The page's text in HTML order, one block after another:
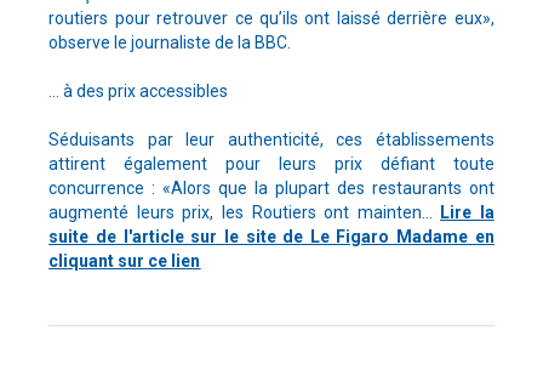
routiers pour retrouver ce qu’ils ont laissé derrière eux»,
observe le journaliste de la BBC.
… à des prix accessibles
Séduisants par leur authenticité, ces établissements
attirent également pour leurs prix défiant toute
concurrence : «Alors que la plupart des restaurants ont
augmenté leurs prix, les Routiers ont mainten...
Lire la
suite de l'article sur le site de Le Figaro Madame en
cliquant sur ce lien